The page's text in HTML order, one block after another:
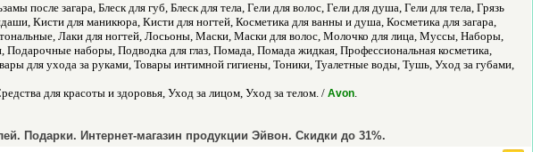
после загара, Блеск для губ, Блеск для тела, Гели для волос, Гели для душа, Гели для тела, Грязь
Кисти для маникюра, Кисти для ногтей, Косметика для ванны и душа, Косметика для загара,
Лаки для ногтей, Лосьоны, Маски, Маски для волос, Молочко для лица, Муссы, Наборы,
наборы, Подводка для глаз, Помада, Помада жидкая, Профессиональная косметика,
для ухода за руками, Товары интимной гигиены, Тоники, Туалетные воды, Тушь, Уход за губами,
для красоты и здоровья, Уход за лицом, Уход за телом. / Avon.
Подарки. Интернет-магазин продукции Эйвон. Скидки до 31%.